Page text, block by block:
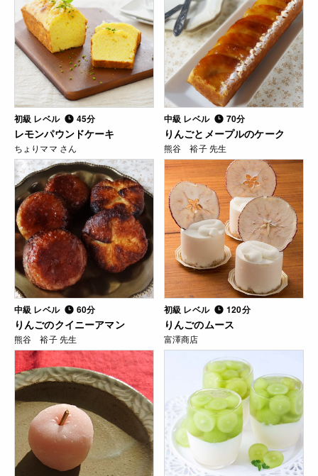
初級 レベル 45分
レモンパウンドケーキ
ちょりママ さん
中級 レベル 70分
りんごとメープルのケーク
熊谷 裕子 先生
中級 レベル 60分
りんごのクイニーアマン
熊谷 裕子 先生
初級 レベル 120分
りんごのムース
富澤商店